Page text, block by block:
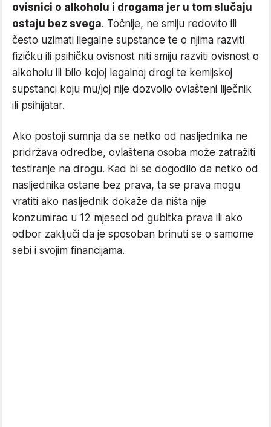
ovisnici o alkoholu i drogama jer u tom slučaju
ostaju bez svega. Točnije, ne smiju redovito ili
često uzimati ilegalne supstance te o njima razviti
fizičku ili psihičku ovisnost niti smiju razviti ovisnost o
alkoholu ili bilo kojoj legalnoj drogi te kemijskoj
supstanci koju mu/joj nije dozvolio ovlašteni liječnik
ili psihijatar.
Ako postoji sumnja da se netko od nasljednika ne
pridržava odredbe, ovlaštena osoba može zatražiti
testiranje na drogu. Kad bi se dogodilo da netko od
nasljednika ostane bez prava, ta se prava mogu
vratiti ako nasljednik dokaže da ništa nije
konzumirao u 12 mjeseci od gubitka prava ili ako
odbor zaključi da je sposoban brinuti se o samome
sebi i svojim financijama.